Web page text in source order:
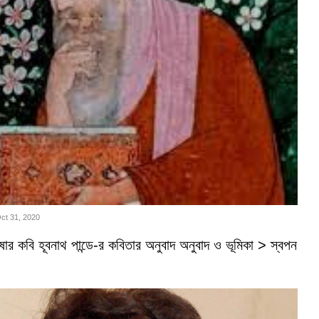
31, 2020
কবি হূবনাথ পান্ডে-র কবিতার অনুবাদ অনুবাদ ও ভূমিকা > স্বপন